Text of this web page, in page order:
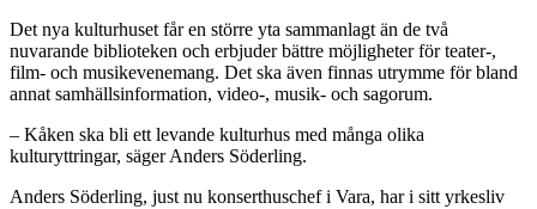
Det nya kulturhuset får en större yta sammanlagt än de två
nuvarande biblioteken och erbjuder bättre möjligheter för teater-,
film- och musikevenemang. Det ska även finnas utrymme för bland
annat samhällsinformation, video-, musik- och sagorum.
– Kåken ska bli ett levande kulturhus med många olika
kulturyttringar, säger Anders Söderling.
Anders Söderling, just nu konserthuschef i Vara, har i sitt yrkesliv